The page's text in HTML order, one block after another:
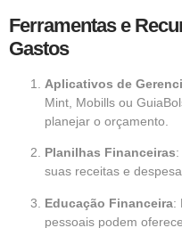
Ferramentas e
Gastos
Aplicativos de
Mint, Mobills ou
planejar o orçamento.
Planilhas Financeiras
suas receitas e
Educação Financeira:
pessoais podem